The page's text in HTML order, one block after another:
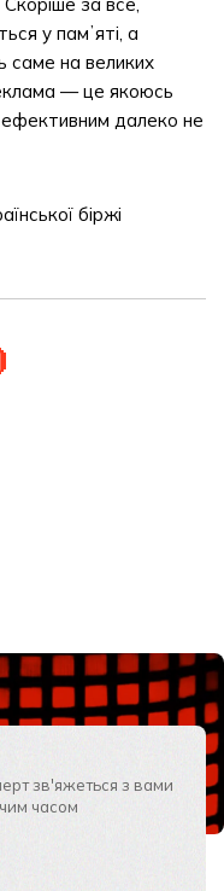
у памʼяті, а
саме на великих
— це якоюсь
далеко не
біржі
зв'яжеться з вами
часом